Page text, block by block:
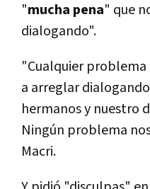
"mucha pena" que
dialogando".
"Cualquier
a arreglar
hermanos y nuestro
Ningún problema
Macri.